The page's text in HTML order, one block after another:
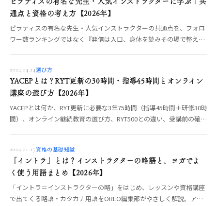
通点と資格の考え方【2026年】
ピラティスの有名な先生・人気インストラクターの共通点を、フォロ
ワー数ランキングではなく『発信は入口、身体を読みその場で整える
2024.04.24選び方
YACEPとは？RYT更新の30時間・指導45時間とオンライン
講座の選び方【2026年】
YACEPとは何か、RYT更新に必要な3年75時間（指導45時間＋研修30時
間）、オンライン継続教育の選び方、RYT500との違い、受講前の確認
2024.01.17資格の基礎知識
「イントラ」とは？インストラクターの略語と、ヨガでよ
く使う用語まとめ【2026年】
「イントラ＝インストラクターの略」をはじめ、レッスンや資格講座
で出てくる略語・カタカナ用語をOREO編集部がやさしく解説。アー